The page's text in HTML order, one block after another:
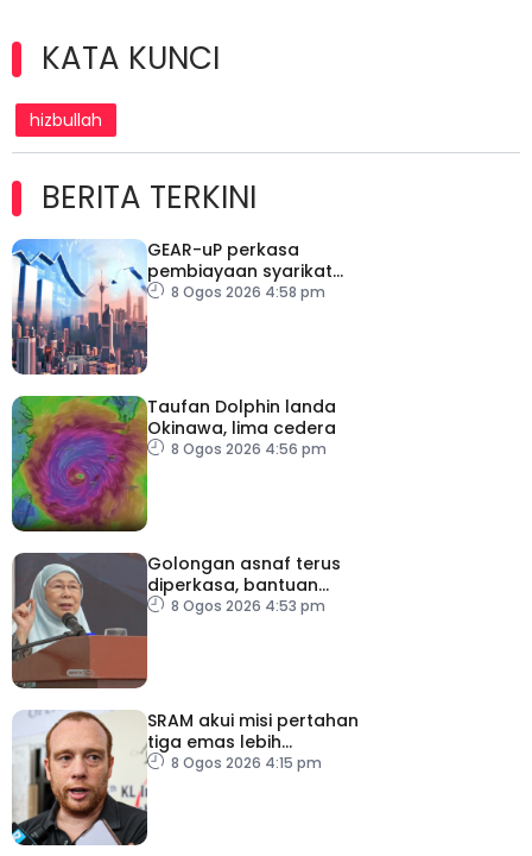
KATA KUNCI
hizbullah
BERITA TERKINI
GEAR-uP perkasa
pembiayaan syarikat
tempatan
8 Ogos 2026 4:58 pm
Taufan Dolphin landa
Okinawa, lima cedera
8 Ogos 2026 4:56 pm
Golongan asnaf terus
diperkasa, bantuan
dipertingkat
8 Ogos 2026 4:53 pm
SRAM akui misi pertahan
tiga emas lebih
mencabar
8 Ogos 2026 4:15 pm